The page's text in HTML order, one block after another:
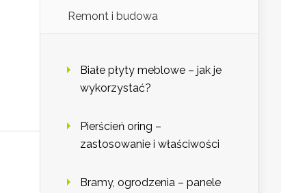
Remont i budowa
Białe płyty meblowe – jak je
wykorzystać?
Pierścień oring –
zastosowanie i właściwości
Bramy, ogrodzenia – panele